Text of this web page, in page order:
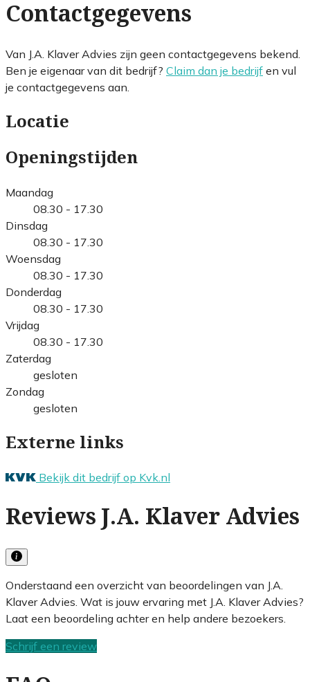
Contactgegevens
Van J.A. Klaver Advies zijn geen contactgegevens bekend.
Ben je eigenaar van dit bedrijf? Claim dan je bedrijf en vul
je contactgegevens aan.
Locatie
Openingstijden
Maandag
08.30 - 17.30
Dinsdag
08.30 - 17.30
Woensdag
08.30 - 17.30
Donderdag
08.30 - 17.30
Vrijdag
08.30 - 17.30
Zaterdag
gesloten
Zondag
gesloten
Externe links
Bekijk dit bedrijf op Kvk.nl
Reviews J.A. Klaver Advies
Onderstaand een overzicht van beoordelingen van J.A.
Klaver Advies. Wat is jouw ervaring met J.A. Klaver Advies?
Laat een beoordeling achter en help andere bezoekers.
Schrijf een review